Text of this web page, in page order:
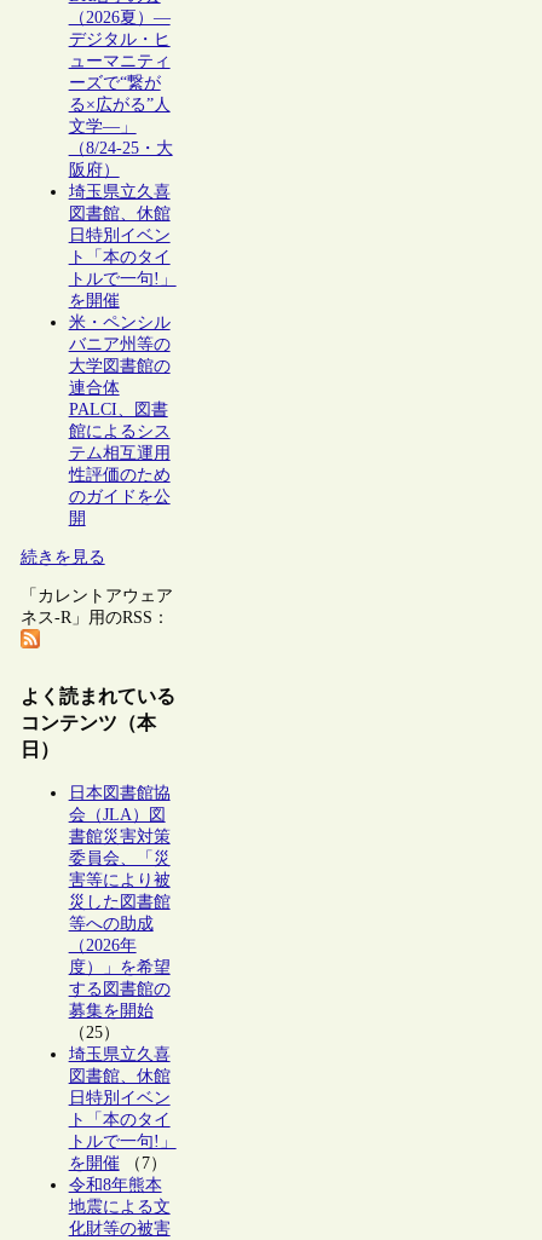
（2026夏）―
デジタル・ヒ
ューマニティ
ーズで“繋が
る×広がる”人
文学―」
（8/24-25・大
阪府）
埼玉県立久喜
図書館、休館
日特別イベン
ト「本のタイ
トルで一句!」
を開催
米・ペンシル
バニア州等の
大学図書館の
連合体
PALCI、図書
館によるシス
テム相互運用
性評価のため
のガイドを公
開
続きを見る
「カレントアウェア
ネス-R」用のRSS：
よく読まれている
コンテンツ（本
日）
日本図書館協
会（JLA）図
書館災害対策
委員会、「災
害等により被
災した図書館
等への助成
（2026年
度）」を希望
する図書館の
募集を開始
（25）
埼玉県立久喜
図書館、休館
日特別イベン
ト「本のタイ
トルで一句!」
を開催（7）
令和8年熊本
地震による文
化財等の被害